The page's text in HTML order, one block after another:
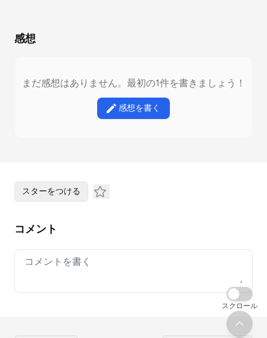
感想
まだ感想はありません。最初の1件を書きましょう！
感想を書く
スターをつける
コメント
Your comment
スクロール